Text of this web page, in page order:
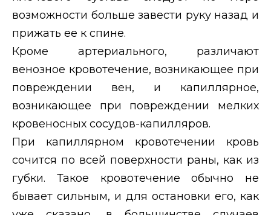
возможности больше завести руку назад и
прижать ее к спине.
Кроме артериального, различают
венозное кровотечение, возникающее при
повреждении вен, и капиллярное,
возникающее при повреждении мелких
кровеносных сосудов-капилляров.
При капиллярном кровотечении кровь
сочится по всей поверхности раны, как из
губки. Такое кровотечение обычно не
бывает сильным, и для остановки его, как